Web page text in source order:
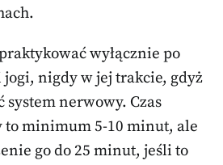
wyłącznie po
jogi, nigdy w jej trakcie, gdyż
system nerwowy. Czas
to minimum 5-10 minut, ale
go do 25 minut, jeśli to